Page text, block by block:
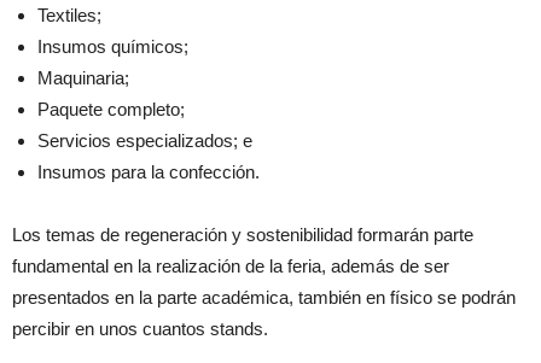
Textiles;
Insumos químicos;
Maquinaria;
Paquete completo;
Servicios especializados; e
Insumos para la confección.
Los temas de regeneración y sostenibilidad formarán parte
fundamental en la realización de la feria, además de ser
presentados en la parte académica, también en físico se podrán
percibir en unos cuantos stands.